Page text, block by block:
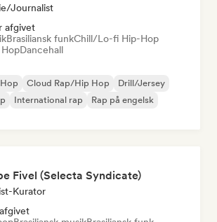
journalist
afgivet
Brasiliansk funkChill/Lo-fi Hip-Hop
Dancehall
Cloud Rap/Hip Hop
Drill/Jersey
International rap
Rap på engelsk
Fivel (Selecta Syndicate)
Kurator